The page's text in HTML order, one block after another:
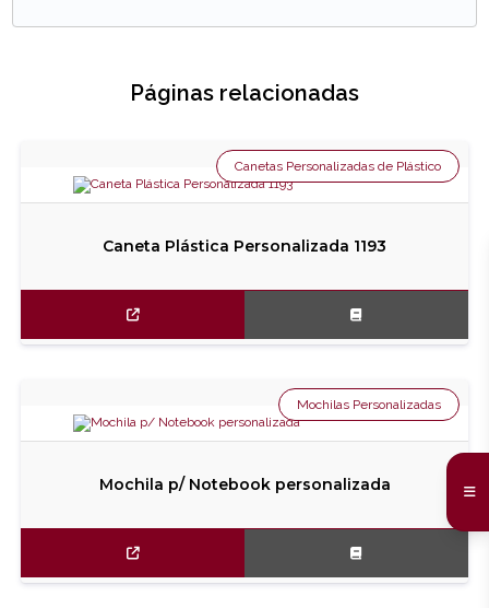
Páginas relacionadas
Caneta Plástica Personalizada 1193
Canetas Personalizadas de Plástico
Mochila p/ Notebook personalizada
Mochilas Personalizadas